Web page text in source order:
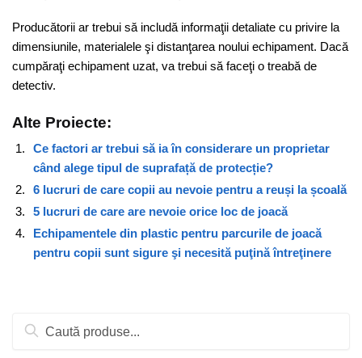
Producătorii ar trebui să includă informaţii detaliate cu privire la
dimensiunile, materialele şi distanţarea noului echipament. Dacă
cumpăraţi echipament uzat, va trebui să faceţi o treabă de
detectiv.
Alte Proiecte:
Ce factori ar trebui să ia în considerare un proprietar
când alege tipul de suprafață de protecție?
6 lucruri de care copii au nevoie pentru a reuși la școală
5 lucruri de care are nevoie orice loc de joacă
Echipamentele din plastic pentru parcurile de joacă
pentru copii sunt sigure şi necesită puţină întreţinere
Caută